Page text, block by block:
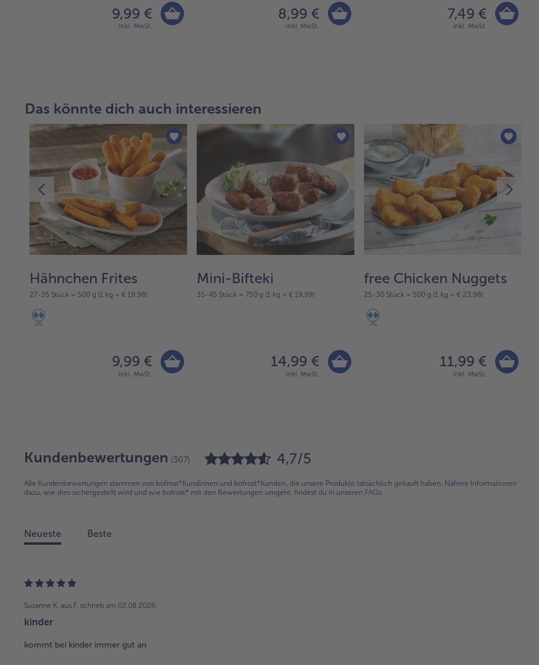
9,99 €
inkl. MwSt.
8,99 €
inkl. MwSt.
7,49 €
inkl. MwSt.
Das könnte dich auch interessieren
Hähnchen Frites
27-35 Stück = 500 g (1 kg = € 19,98)
9,99 €
inkl. MwSt.
Mini-Bifteki
35-45 Stück = 750 g (1 kg = € 19,99)
14,99 €
inkl. MwSt.
free Chicken Nuggets
25-30 Stück = 500 g (1 kg = € 23,98)
11,99 €
inkl. MwSt.
Kundenbewertungen (307) 4,7/5
Alle Kundenbewertungen stammen von bofrost*Kundinnen und bofrost*Kunden, die unsere Produkte tatsächlich gekauft haben. Nähere Informationen
dazu, wie dies sichergestellt wird und wie bofrost* mit den Bewertungen umgeht, findest du in unseren FAQs.
Neueste Beste
Susanne K. aus F. schrieb am 02.08.2026:
kinder
kommt bei kinder immer gut an